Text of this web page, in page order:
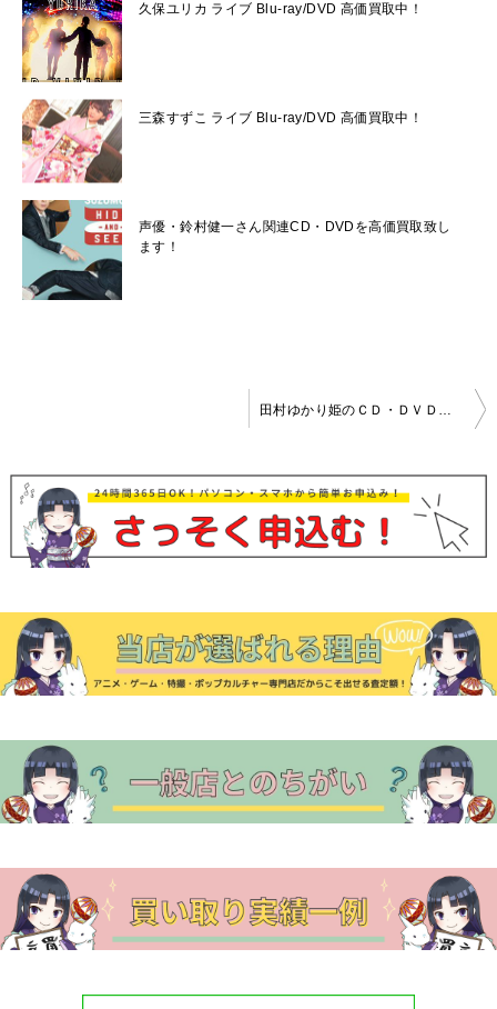
久保ユリカ ライブ Blu-ray/DVD 高価買取中！
三森すずこ ライブ Blu-ray/DVD 高価買取中！
声優・鈴村健一さん関連CD・DVDを高価買取致し
ます！
ナ
ゲ
シ
ョ
ン
田村ゆかり姫のＣＤ・ＤＶＤを高価買取致しました！